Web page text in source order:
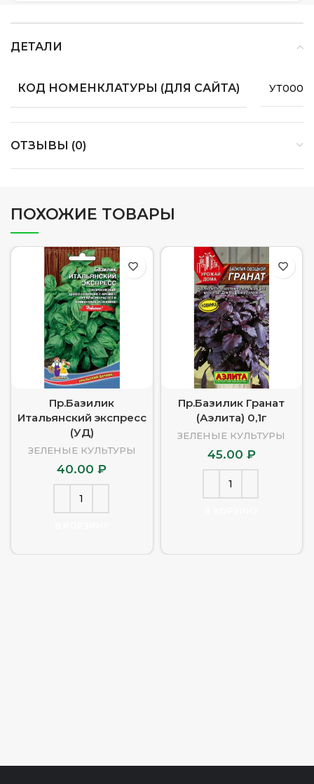
ДЕТАЛИ
КОД НОМЕНКЛАТУРЫ (ДЛЯ САЙТА)
ОТЗЫВЫ (0)
ПОХОЖИЕ ТОВАРЫ
Пр.Базилик
Итальянский экспресс
(УД)
ЗЕЛЕНЫЕ КУЛЬТУРЫ
40.00₽
Пр.Базилик Гранат
(Аэлита) 0,1г
ЗЕЛЕНЫЕ КУЛЬТУРЫ
45.00 ₽